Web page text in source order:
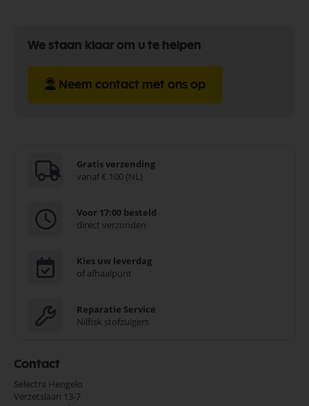
We staan klaar om u te helpen
Neem contact met ons op
Gratis verzending
vanaf € 100 (NL)
Voor 17:00 besteld
direct verzonden
Kies uw leverdag
of afhaalpunt
Reparatie Service
Nilfisk stofzuigers
Contact
Selectra Hengelo
Verzetslaan 13-7